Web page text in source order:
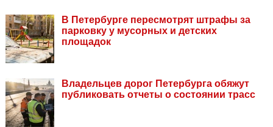
В Петербурге пересмотрят штрафы за
парковку у мусорных и детских
площадок
Владельцев дорог Петербурга обяжут
публиковать отчеты о состоянии трасс